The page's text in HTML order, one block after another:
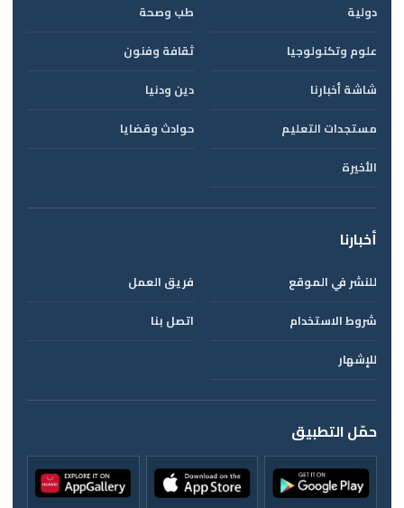
دولية
طب وصحة
علوم وتكنولوجيا
ثقافة وفنون
شاشة أخبارنا
دين ودنيا
مستجدات التعليم
حوادث وقضايا
الأخيرة
أخبارنا
للنشر في الموقع
فريق العمل
شروط الاستخدام
اتصل بنا
للإشهار
حمّل التطبيق